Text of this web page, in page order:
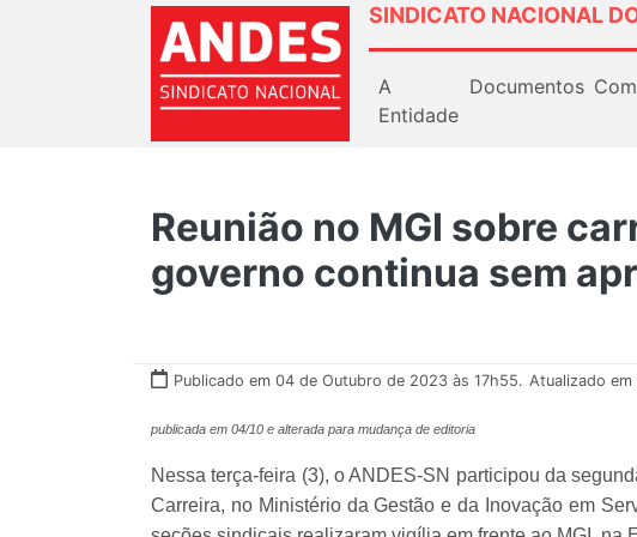
SINDICATO NACIONAL
A
Entidade
Documentos
Reunião no MGI sobre
governo continua sem
Publicado em 04 de Outubro de 2023 às 17h55. Atualizado
publicada em 04/10 e alterada para mudança de editoria
Nessa terça-feira (3), o ANDES-SN participou da
Carreira, no Ministério da Gestão e da Inovação em